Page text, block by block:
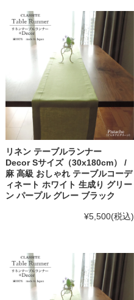
リネン テーブルランナー
Decor Sサイズ（30x180cm） /
麻 高級 おしゃれ テーブルコーデ
ィネート ホワイト 生成り グリー
ン パープル グレー ブラック
¥5,500(税込)